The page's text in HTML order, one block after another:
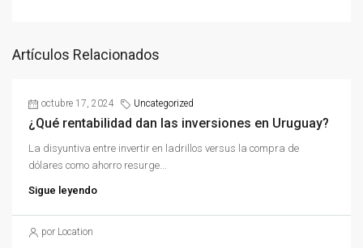
Artículos Relacionados
octubre 17, 2024 Uncategorized
¿Qué rentabilidad dan las inversiones en Uruguay?
La disyuntiva entre invertir en ladrillos versus la compra de
dólares como ahorro resurge...
Sigue leyendo
por Location